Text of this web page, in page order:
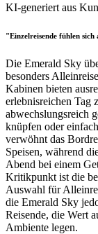
KI-generiert aus
"Einzelreisende fühlen
Die Emerald Sky
besonders
Kabinen bieten
erlebnisreichen Tag
abwechslungsreich
knüpfen oder
verwöhnt das
Speisen, während
Abend bei einem
Kritikpunkt ist die
Auswahl für
die Emerald Sky
Reisende, die Wert
Ambiente legen.